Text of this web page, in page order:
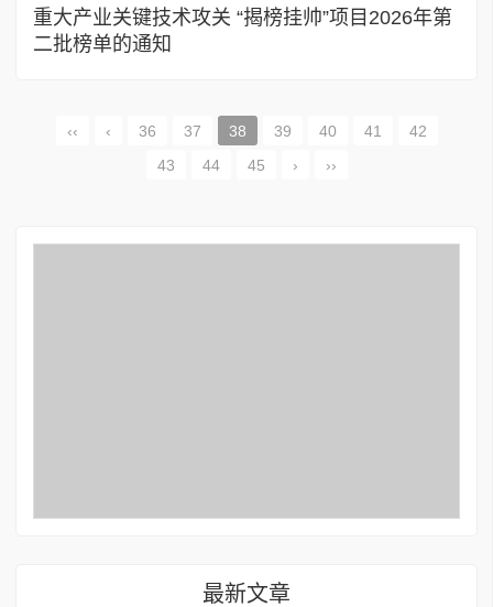
重大产业关键技术攻关 “揭榜挂帅”项目2026年第
二批榜单的通知
‹‹ ‹ 36 37 38 39 40 41
42
43
44 45 › ››
最新文章